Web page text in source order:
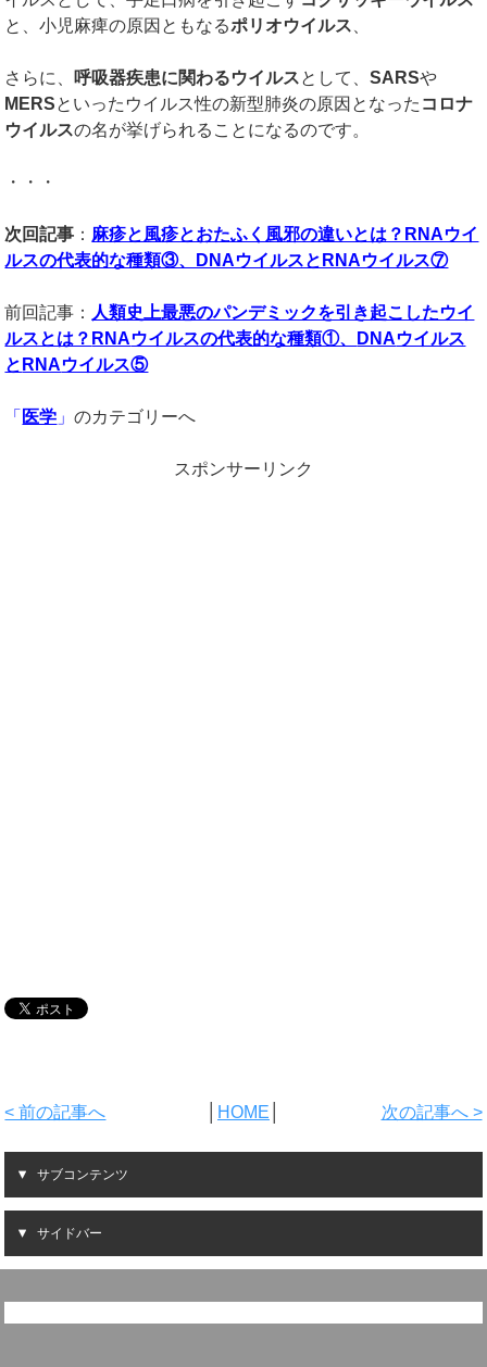
と、小児麻痺の原因ともなるポリオウイルス、
さらに、呼吸器疾患に関わるウイルスとして、SARSや
MERSといったウイルス性の新型肺炎の原因となった コロナ
ウイルスの名が挙げられることになるのです。
・・・
次回記事 ： 麻疹と風疹とおたふく風邪の違いとは？RNAウイ
ルスの代表的な種類③、DNAウイルスとRNAウイルス⑦
前回記事： 人類史上最悪のパンデミックを引き起こしたウイ
ルスとは？ RNAウイルスの代表的な種類①、 DNAウイルス
と RNAウイルス⑤
「 医学 」のカテゴリーへ
スポンサーリンク
< 前の記事へ HOME 次の記事へ >
サブコンテンツ
サイドバー